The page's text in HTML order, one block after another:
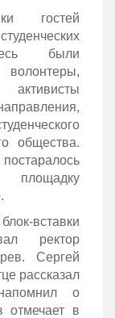
гостей
были
общества.
вставки
ректор
Сергей
рассказал
о
отмечает в